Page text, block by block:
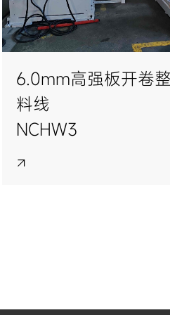
6.0mm高强板开卷
料线
NCHW3